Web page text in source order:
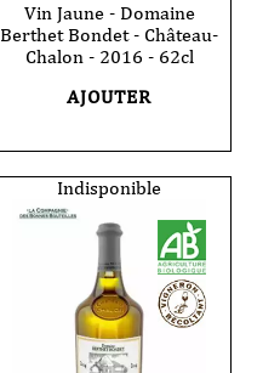
Vin Jaune - Domaine
Berthet Bondet - Château-
Chalon - 2016 - 62cl
AJOUTER
Indisponible